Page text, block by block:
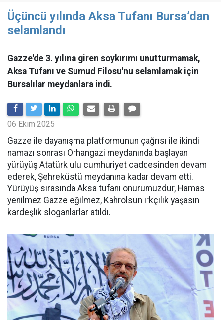
Üçüncü yılında Aksa Tufanı Bursa’dan
selamlandı
Gazze'de 3. yılına giren soykırımı unutturmamak,
Aksa Tufanı ve Sumud Filosu'nu selamlamak için
Bursalılar meydanlara indi.
06 Ekim 2025
Gazze ile dayanışma platformunun çağrısı ile ikindi
namazı sonrası Orhangazi meydanında başlayan
yürüyüş Atatürk ulu cumhuriyet caddesinden devam
ederek, Şehreküstü meydanına kadar devam etti.
Yürüyüş sırasında Aksa tufanı onurumuzdur, Hamas
yenilmez Gazze eğilmez, Kahrolsun ırkçılık yaşasın
kardeşlik sloganlarlar atıldı.